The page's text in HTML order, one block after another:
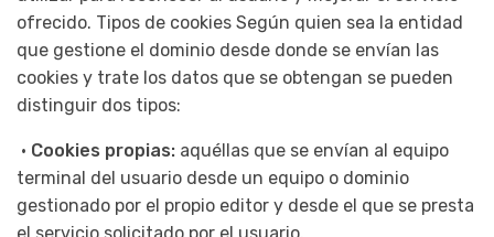
ofrecido. Tipos de cookies Según quien sea la entidad
que gestione el dominio desde donde se envían las
cookies y trate los datos que se obtengan se pueden
distinguir dos tipos:
• Cookies propias: aquéllas que se envían al equipo
terminal del usuario desde un equipo o dominio
gestionado por el propio editor y desde el que se presta